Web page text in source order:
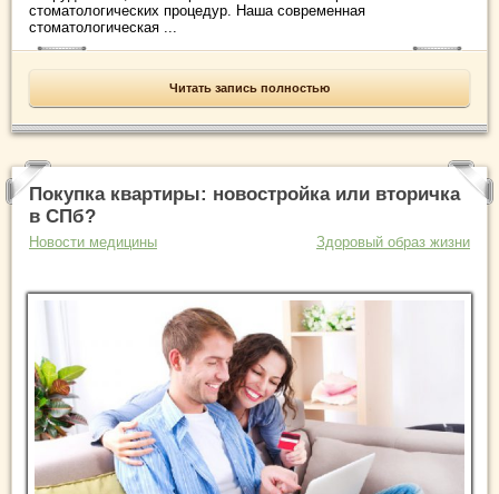
стоматологических процедур. Наша современная
стоматологическая ...
Читать запись полностью
Покупка квартиры: новостройка или вторичка
в СПб?
Новости медицины Здоровый образ жизни